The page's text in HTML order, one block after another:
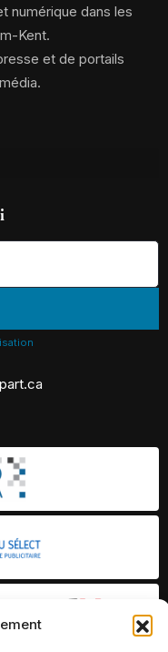
numérique dans les
Kent.
et de portails